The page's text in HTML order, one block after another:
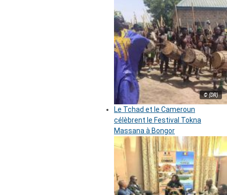
© (DR)
Le Tchad et le Cameroun
célèbrent le Festival Tokna
Massana à Bongor